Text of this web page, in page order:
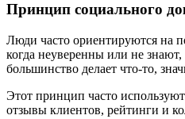
Принцип социального
Люди часто ориентируются на
когда неуверенны или не
большинство делает что-то,
Этот принцип часто
отзывы клиентов, рейтинги и